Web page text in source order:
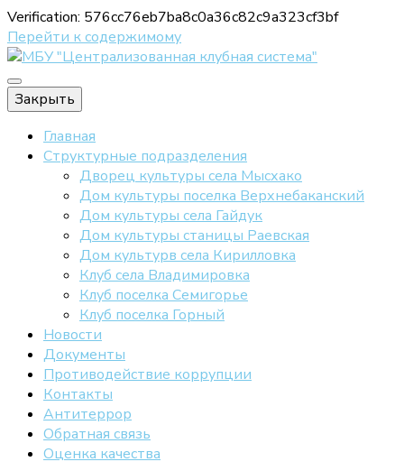
Verification: 576cc76eb7ba8c0a36c82c9a323cf3bf
Перейти к содержимому
МБУ
клубная
Официальный сайт МБУ "ЦКС"
Закрыть
Главная
Структурные подразделения
Дворец культуры села Мысхако
Дом культуры поселка Верхнебаканский
Дом культуры села Гайдук
Дом культуры станицы Раевская
Дом культурв села Кирилловка
Клуб села Владимировка
Клуб поселка Семигорье
Клуб поселка Горный
Новости
Документы
Противодействие коррупции
Контакты
Антитеррор
Обратная связь
Оценка качества